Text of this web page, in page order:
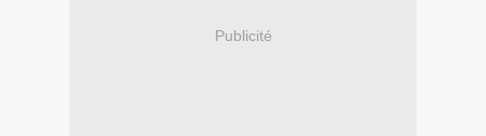
Publicité